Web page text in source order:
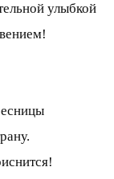
улыбкой